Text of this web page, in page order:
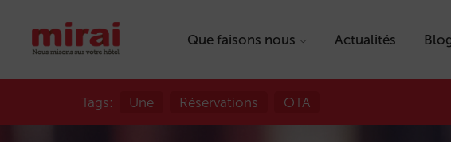
Que faisons nous Actualités
Tags: Une Réservations OTA